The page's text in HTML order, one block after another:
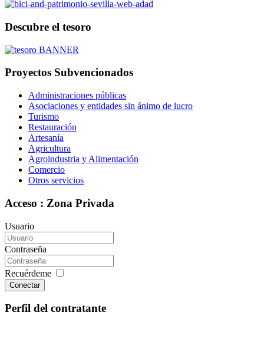
Descubre el tesoro
Proyectos Subvencionados
Administraciones públicas
Asociaciones y entidades sin ánimo de lucro
Turismo
Restauración
Artesanía
Agricultura
Agroindustria y Alimentación
Comercio
Otros servicios
Acceso : Zona Privada
Usuario
Contraseña
Recuérdeme
Conectar
Perfil del contratante